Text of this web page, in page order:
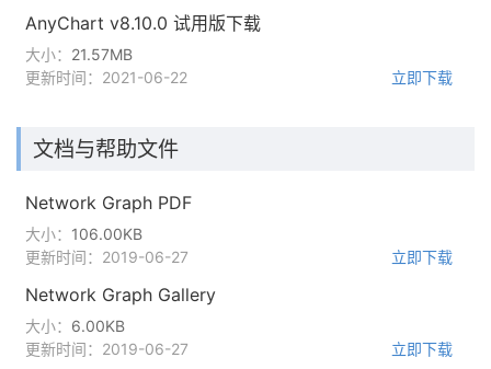
AnyChart v8.10.0 试用版下载
大小： 21.57MB
更新时间：2021-06-22
立即下载
文档与帮助文件
Network Graph PDF
大小： 106.00KB
更新时间：2019-06-27
立即下载
Network Graph Gallery
大小： 6.00KB
更新时间：2019-06-27
立即下载